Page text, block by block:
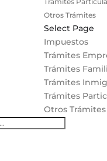
Otros Trámites
Select Page
Impuestos
Trámites
Trámites
Trámites
Trámites
Otros Trámites